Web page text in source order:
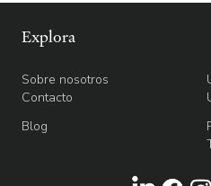
Explora
Sobre nosotros
Contacto
Blog